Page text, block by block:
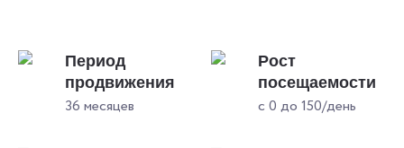
Период
продвижения
36 месяцев
Рост
посещаемости
с 0 до 150/день